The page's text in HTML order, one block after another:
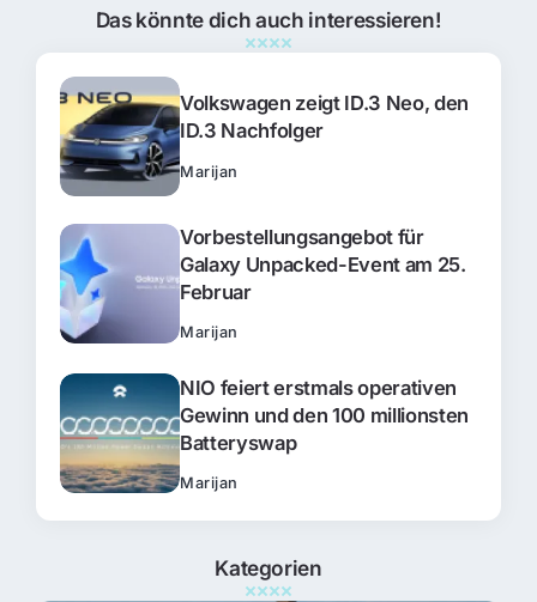
Das könnte dich auch interessieren!
Volkswagen zeigt ID.3 Neo, den
ID.3 Nachfolger
Marijan
Vorbestellungsangebot für
Galaxy Unpacked-Event am 25.
Februar
Marijan
NIO feiert erstmals operativen
Gewinn und den 100 millionsten
Batteryswap
Marijan
Kategorien